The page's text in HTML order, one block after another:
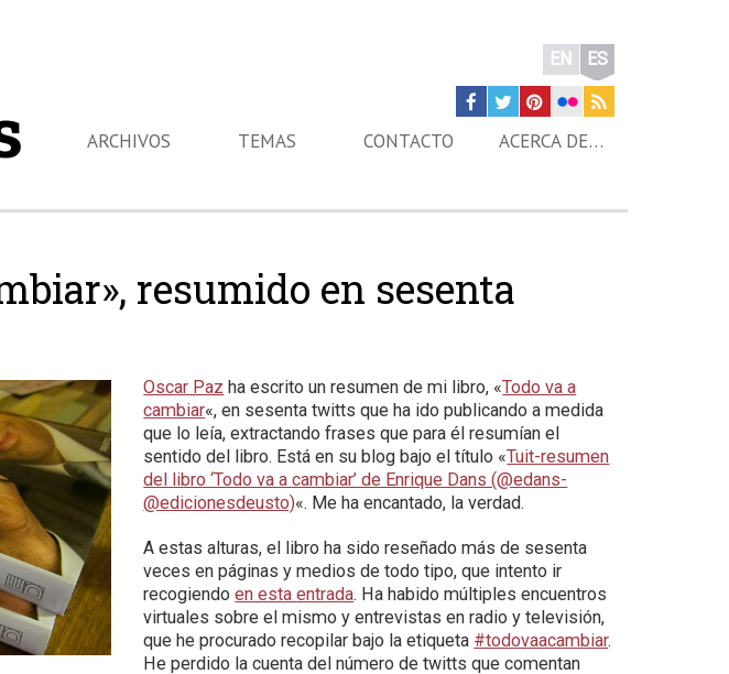
EN ES
ARCHIVOS TEMAS CONTACTO ACERCA DE…
resumido en sesenta
Oscar Paz ha escrito un resumen de mi libro, «Todo va a
cambiar«, en sesenta twitts que ha ido publicando a medida
que lo leía, extractando frases que para él resumían el
sentido del libro. Está en su blog bajo el título «Tuit-resumen
del libro ‘Todo va a cambiar’ de Enrique Dans (@edans-
@edicionesdeusto)«. Me ha encantado, la verdad.
A estas alturas, el libro ha sido reseñado más de sesenta
veces en páginas y medios de todo tipo, que intento ir
recogiendoen esta entrada. Ha habido múltiples encuentros
virtuales sobre el mismo y entrevistas en radio y televisión,
que he procurado recopilar bajo la etiqueta #todovaacambiar.
He perdido la cuenta del número de twitts que comentan